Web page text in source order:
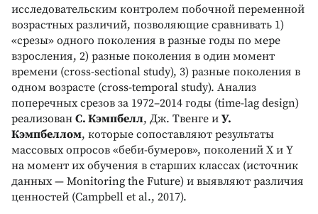
исследовательским контролем побочной переменной
возрастных различий, позволяющие сравнивать 1)
«срезы» одного поколения в разные годы по мере
взросления, 2) разные поколения в один момент
времени (cross-sectional study), 3) разные поколения в
одном возрасте (cross-temporal study). Анализ
поперечных срезов за 1972–2014 годы (time-lag design)
реализован С. Кэмпбелл, Дж. Твенге и У.
Кэмпбеллом, которые сопоставляют результаты
массовых опросов «беби-бумеров», поколений Х и Y
на момент их обучения в старших классах (источник
данных — Monitoring the Future) и выявляют различия
ценностей (Campbell et al., 2017).